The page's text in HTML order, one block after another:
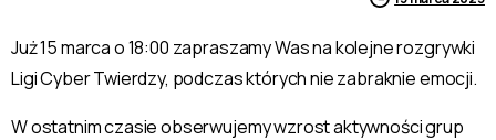
Już 15 marca o 18:00 zapraszamy Was na kolejne rozgrywki
Ligi Cyber Twierdzy, podczas których nie zabraknie emocji.
W ostatnim czasie obserwujemy wzrost aktywności grup